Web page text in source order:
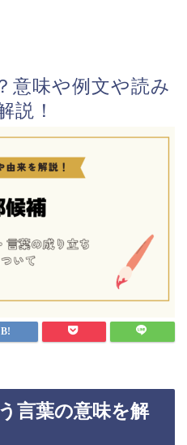
意味や例文や読み
説！
言葉の意味を解